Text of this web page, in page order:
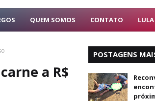
QUEM SOMOS CONTATO
a R$
POSTAGENS